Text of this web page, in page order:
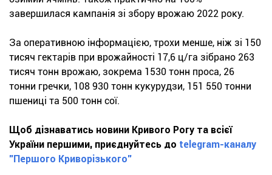
завершилася кампанія зі збору врожаю 2022 року.
За оперативною інформацією, трохи менше, ніж зі 150
тисяч гектарів при врожайності 17,6 ц/га зібрано 263
тисяч тонн врожаю, зокрема 1530 тонн проса, 26
тонни гречки, 108 930 тонн кукурудзи, 151 550 тонни
пшениці та 500 тонн сої.
Щоб дізнаватись новини Кривого Рогу та всієї
України першими, приєднуйтесь до telegram-каналу
"Першого Криворізького"